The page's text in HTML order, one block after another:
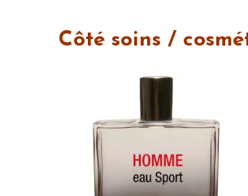
Côté soins /